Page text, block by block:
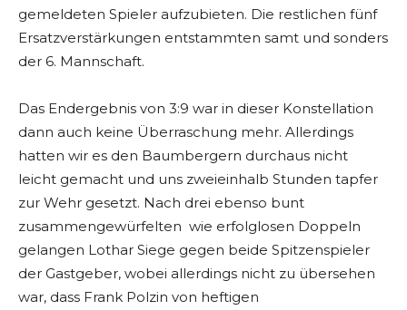
gemeldeten Spieler aufzubieten. Die restlichen fünf
Ersatzverstärkungen entstammten samt und sonders
der 6. Mannschaft.
Das Endergebnis von 3:9 war in dieser Konstellation
dann auch keine Überraschung mehr. Allerdings
hatten wir es den Baumbergern durchaus nicht
leicht gemacht und uns zweieinhalb Stunden tapfer
zur Wehr gesetzt. Nach drei ebenso bunt
zusammengewürfelten wie erfolglosen Doppeln
gelangen Lothar Siege gegen beide Spitzenspieler
der Gastgeber, wobei allerdings nicht zu übersehen
war, dass Frank Polzin von heftigen